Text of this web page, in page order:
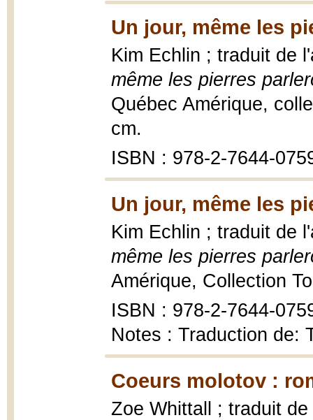
Un jour, même les
Kim Echlin ; traduit de
même les pierres
Québec Amérique,
cm.
ISBN : 978-2-7644-
Un jour, même les
Kim Echlin ; traduit de
même les pierres
Amérique, Collection
ISBN : 978-2-7644-
Notes : Traduction de:
Coeurs molotov :
Zoe Whittall ; traduit